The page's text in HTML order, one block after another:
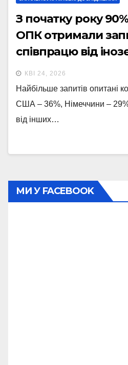
З початку року
ОПК отримали
співпрацю від
– опитування ТСУ
КВІ 24, 2026
Найбільше запитів опитані
США – 36%, Німеччини – 29%
від інших…
МИ У FACEBOOK